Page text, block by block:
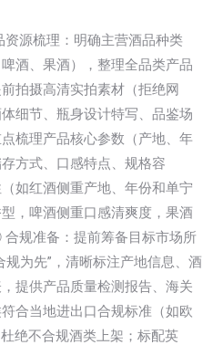
源梳理：明确主营酒品种类
酒、果酒），整理全品类产品
拍摄高清实拍素材（拒绝网
细节、瓶身设计特写、品鉴场
梳理产品核心参数（产地、年
方式、口感特点、规格容
如红酒侧重产地、年份和单宁
，啤酒侧重口感清爽度，果酒
规准备：提前筹备目标市场所
规为先”，清晰标注产地信息、酒
提供产品质量检测报告、海关
合当地进出口合规标准（如欧
绝不合规酒类上架；标配英